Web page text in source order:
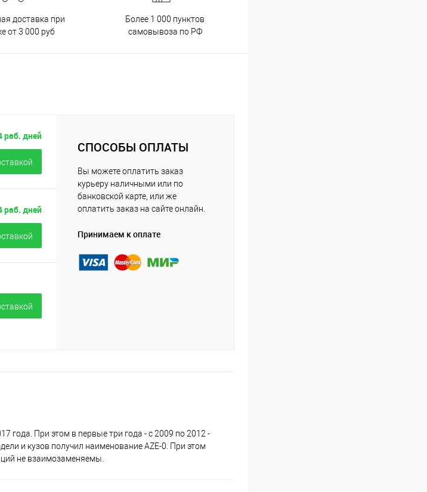
доставка при
от 3 000 руб
Более 1 000 пунктов
самовывоза по РФ
раб. дней
раб. дней
СПОСОБЫ ОПЛАТЫ
Вы можете оплатить заказ
курьеру наличными или по
банковской карте, или же
оплатить заказ на сайте онлайн.
Принимаем к оплате
года. При этом в первые три года - с 2009 по 2012 -
и кузов получил наименование AZE-0. При этом
не взаимозаменяемы.